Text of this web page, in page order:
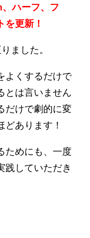
ハーフ、フ
を更新！
ました。
よくするだけで
とは言いません
だけで劇的に変
あります！
ためにも、一度
践していただき